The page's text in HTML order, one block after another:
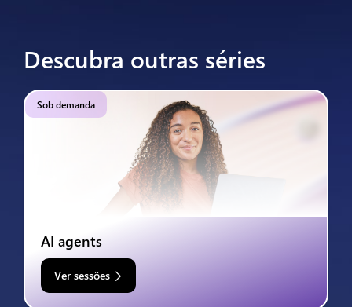
Descubra outras séries
Sob demanda
AI agents
Ver sessões